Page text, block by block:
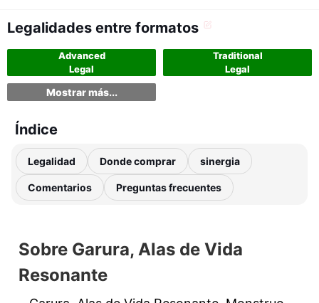
Legalidades entre formatos
Advanced
Legal
Traditional
Legal
Mostrar más...
Índice
Legalidad Donde comprar sinergia
Comentarios Preguntas frecuentes
Sobre Garura, Alas de Vida
Resonante